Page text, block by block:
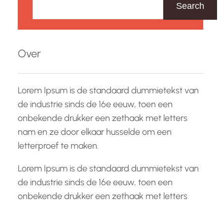
k
n
Search
Over
Lorem Ipsum is de standaard dummietekst van
de industrie sinds de 16e eeuw, toen een
onbekende drukker een zethaak met letters
nam en ze door elkaar husselde om een
letterproef te maken.
Lorem Ipsum is de standaard dummietekst van
de industrie sinds de 16e eeuw, toen een
onbekende drukker een zethaak met letters